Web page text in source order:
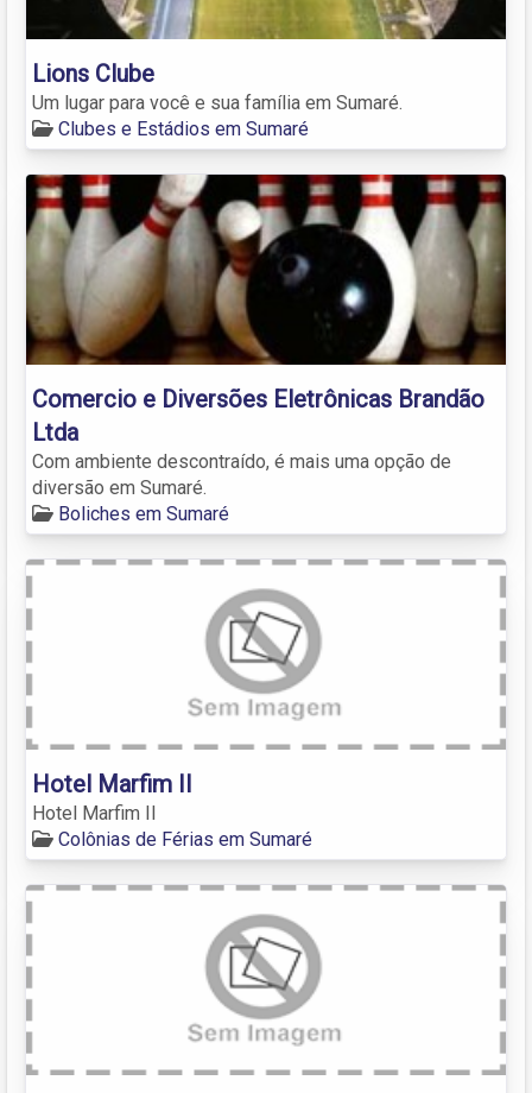
Lions Clube
Um lugar para você e sua família em Sumaré.
Clubes e Estádios em Sumaré
Comercio e Diversões Eletrônicas Brandão
Ltda
Com ambiente descontraído, é mais uma opção de
diversão em Sumaré.
Boliches em Sumaré
Hotel Marfim II
Hotel Marfim II
Colônias de Férias em Sumaré